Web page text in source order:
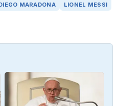
MARADONA LIONEL MESSI